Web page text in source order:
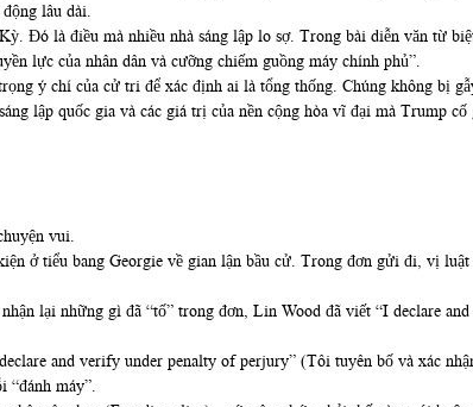
lâu dài.
Đó là điều mà nhiều nhà sáng lập lo sợ. Trong bài diễn văn từ
lực của nhân dân và cưỡng chiếm guồng máy chính phủ”.
ý chí của cử tri để xác định ai là tổng thống. Chúng không bị
lập quốc gia và các giá trị của nền cộng hòa vĩ đại mà Trump cố
vui.
ở tiểu bang Georgie về gian lận bầu cử. Trong đơn gửi đi, vị
lại những gì đã “tố” trong đơn, Lin Wood đã viết “I declare
and verify under penalty of perjury” (Tôi tuyên bố và xác
“đánh máy”.